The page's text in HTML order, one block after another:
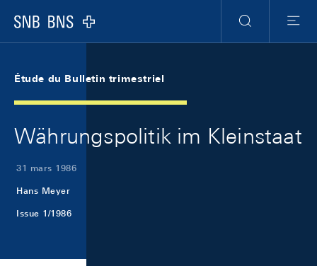
Logo
RechercheMenu
Étude du Bulletin trimestriel
Währungspolitik im Kleinstaat
31 mars 1986
Hans Meyer
Issue 1/1986